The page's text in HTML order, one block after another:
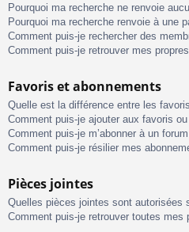
Pourquoi ma recherche ne renvoie
Pourquoi ma recherche renvoie à une
Comment puis-je rechercher des
Comment puis-je retrouver mes
Favoris et abonnements
Quelle est la différence entre les
Comment puis-je ajouter aux favoris
Comment puis-je m’abonner à un
Comment puis-je résilier mes
Pièces jointes
Quelles pièces jointes sont autorisées
Comment puis-je retrouver toutes mes